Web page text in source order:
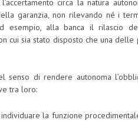
circa la natura
garanzia, non rilevando né i
esempio, alla banca il rilascio
cui sia stato disposto che una
senso di rendere autonoma
tra loro:
la funzione